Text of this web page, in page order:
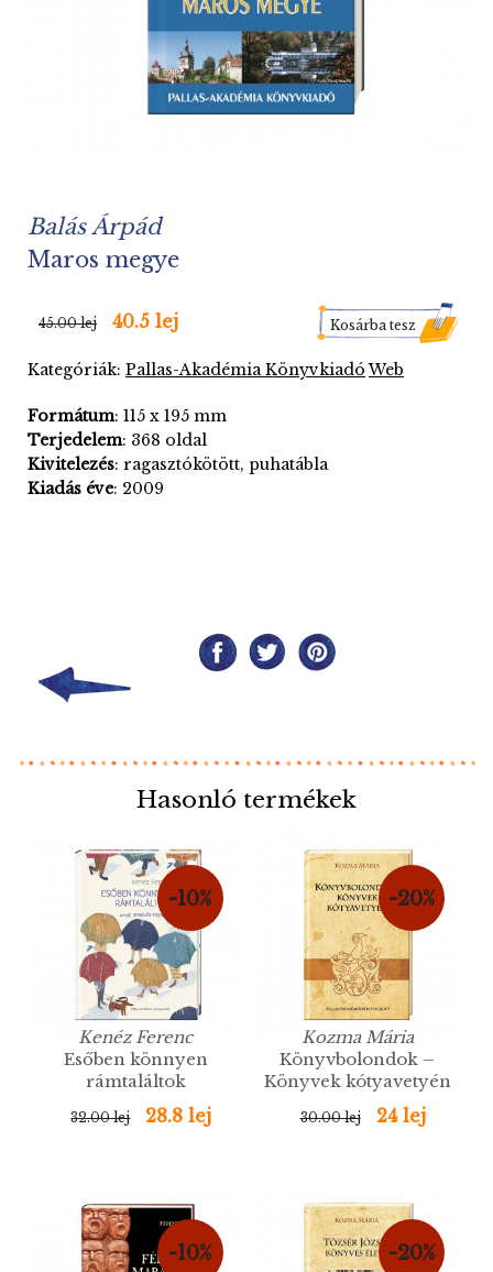
Balás Árpád
Maros megye
45.00 lej 40.5 lej Kosárba tesz
Kategóriák: Pallas-Akadémia Könyvkiadó Web
Formátum: 115 x 195 mm
Terjedelem: 368 oldal
Kivitelezés: ragasztókötött, puhatábla
Kiadás éve: 2009
Hasonló termékek
-10%
Kenéz Ferenc
Esőben könnyen
rámtaláltok
32.00 lej 28.8 lej
-20%
Kozma Mária
Könyvbolondok –
Könyvek kótyavetyén
30.00 lej 24 lej
-10% -20%